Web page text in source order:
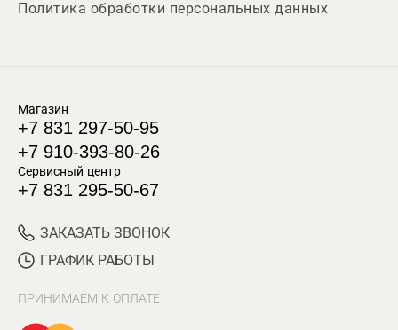
Политика обработки персональных данных
Магазин
+7 831 297-50-95
+7 910-393-80-26
Сервисный центр
+7 831 295-50-67
ЗАКАЗАТЬ ЗВОНОК
ГРАФИК РАБОТЫ
ПРИНИМАЕМ К ОПЛАТЕ